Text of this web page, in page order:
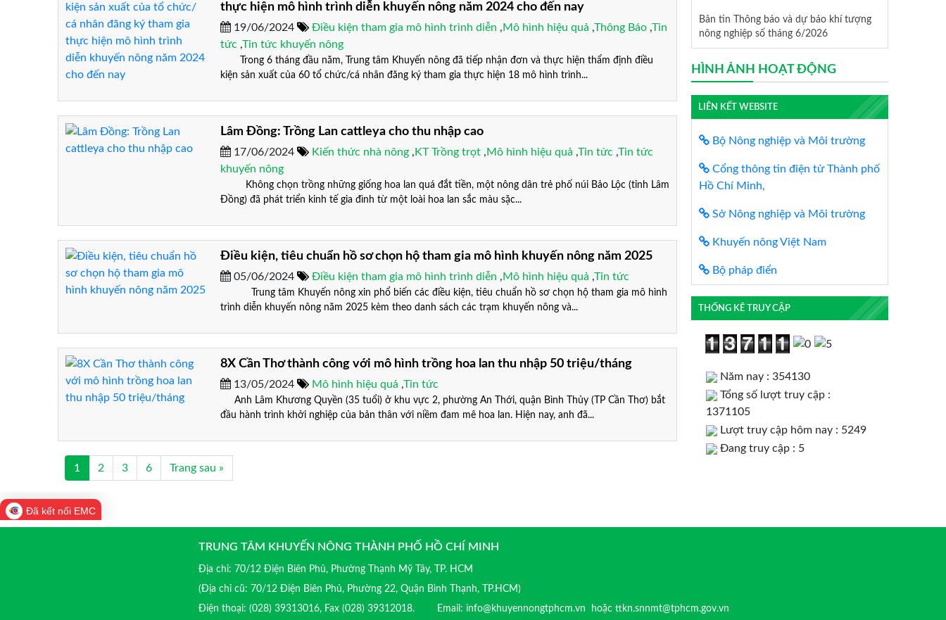
thực hiện mô hình trình diễn khuyến nông năm 2024 cho đến nay
19/06/2024 Điều kiện tham gia mô hình trình diễn ,Mô hình hiệu quả ,Thông Báo,Tin
tức ,Tin tức khuyến nông
Trong 6 tháng đầu năm, Trung tâm Khuyến nông đã tiếp nhận đơn và thực hiện thẩm định điều
kiện sản xuất của 60 tổ chức/cá nhân đăng ký tham gia thực hiện 18 mô hình trình...
Lâm Đồng: Trồng Lan cattleya cho thu nhập cao
17/06/2024 Kiến thức nhà nông, KT Trồng trọt,Mô hình hiệu quả ,Tin tức ,Tin tức
khuyến nông
Không chọn trồng những giống hoa lan quá đắt tiền, một nông dân trẻ phố núi Bảo Lộc (tỉnh Lâm
Đồng) đã phát triển kinh tế gia đình từ một loài hoa lan sắc màu sặc...
Điều kiện, tiêu chuẩn hồ sơ chọn hộ tham gia mô hình khuyến nông năm 2025
05/06/2024 Điều kiện tham gia mô hình trình diễn ,Mô hình hiệu quả ,Tin tức
Trung tâm Khuyến nông xin phổ biến các điều kiện, tiêu chuẩn hồ sơ chọn hộ tham gia mô hình
trình diễn khuyến nông năm 2025 kèm theo danh sách các trạm khuyến nông và...
8X Cần Thơ thành công với mô hình trồng hoa lan thu nhập 50 triệu/tháng
13/05/2024 Mô hình hiệu quả ,Tin tức
Anh Lâm Khương Quyền (35 tuổi) ở khu vực 2, phường An Thới, quận Bình Thủy (TP Cần Thơ) bắt
đầu hành trình khởi nghiệp của bản thân với niềm đam mê hoa lan. Hiện nay, anh đã...
1 2 3 6 Trang sau »
Bản tin Thông báo và dự báo khí tượng
nông nghiệp số tháng 6/2026
HÌNH ẢNH HOẠT ĐỘNG
LIÊN KẾT WEBSITE
Bộ Nông nghiệp và Môi trường
Cổng thông tin điện tử Thành phố
Hồ Chí Minh,
Sở Nông nghiệp và Môi trường
Khuyến nông Việt Nam
Bộ pháp điển
THỐNG KÊ TRUY CẬP
Năm nay : 354130
Tổng số lượt truy cập :
1371105
Lượt truy cập hôm nay : 5249
Đang truy cập : 5
Đã kết nối EMC
TRUNG TÂM KHUYẾN NÔNG THÀNH PHỐ HỒ CHÍ MINH
Địa chỉ: 70/12 Điện Biên Phủ, Phường Thạnh Mỹ Tây, TP. HCM
(Địa chỉ cũ: 70/12 Điện Biên Phủ, Phường 22, Quận Bình Thạnh, TP.HCM)
Điện thoại: (028) 39313016, Fax (028) 39312018. Email: info@khuyennongtphcm.vn hoặc ttkn.snnmt@tphcm.gov.vn